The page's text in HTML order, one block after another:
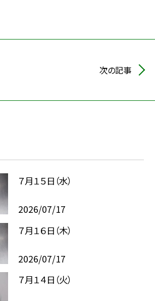
次の記事
７月１５日（水）
2026/07/17
７月１６日（木）
2026/07/17
７月１４日（火）